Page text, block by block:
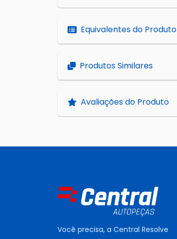
Equivalentes do Produto
Produtos Similares
Avaliações do Produto
Você precisa, a Central Resolve